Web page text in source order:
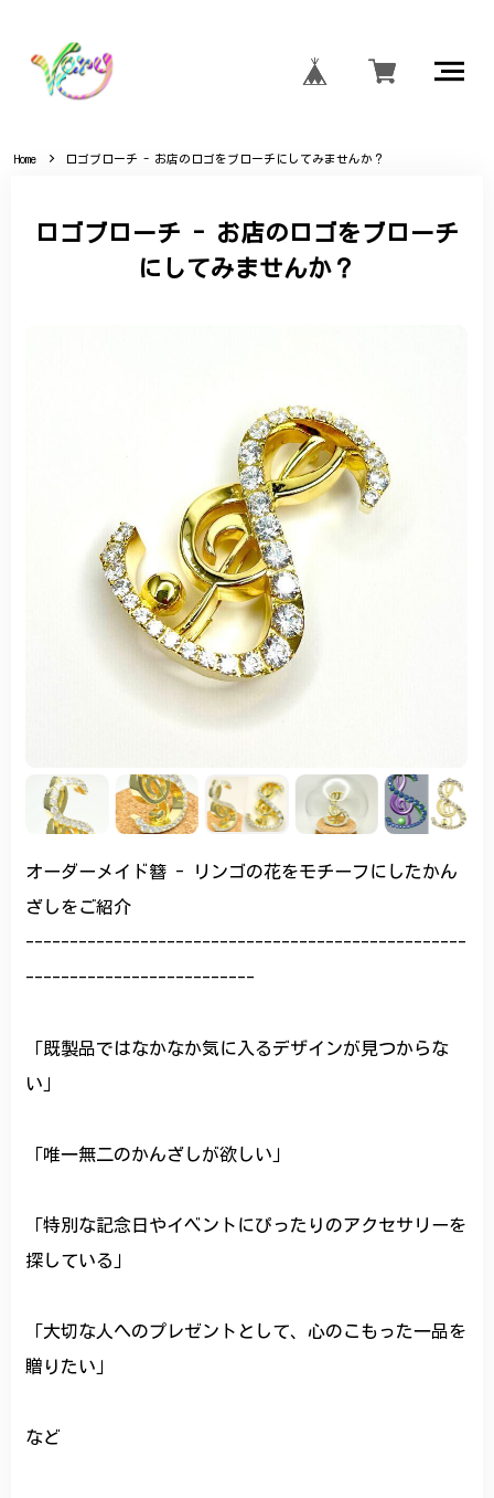
Home ロゴブローチ - お店のロゴをブローチにしてみませんか？
ロゴブローチ - お店のロゴをブローチ
にしてみませんか？
オーダーメイド簪 - リンゴの花をモチーフにしたかん
ざしをご紹介
--------------------------------------------------
--------------------------
「既製品ではなかなか気に入るデザインが見つからな
い」
「唯一無二のかんざしが欲しい」
「特別な記念日やイベントにぴったりのアクセサリーを
探している」
「大切な人へのプレゼントとして、心のこもった一品を
贈りたい」
など